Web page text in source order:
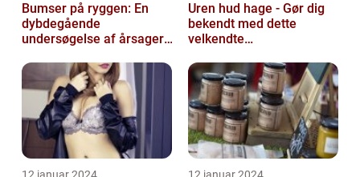
Bumser på ryggen: En
dybdegående
undersøgelse af årsager,
forebyggelse
Uren hud hage - Gør dig
bekendt med dette
velkendte